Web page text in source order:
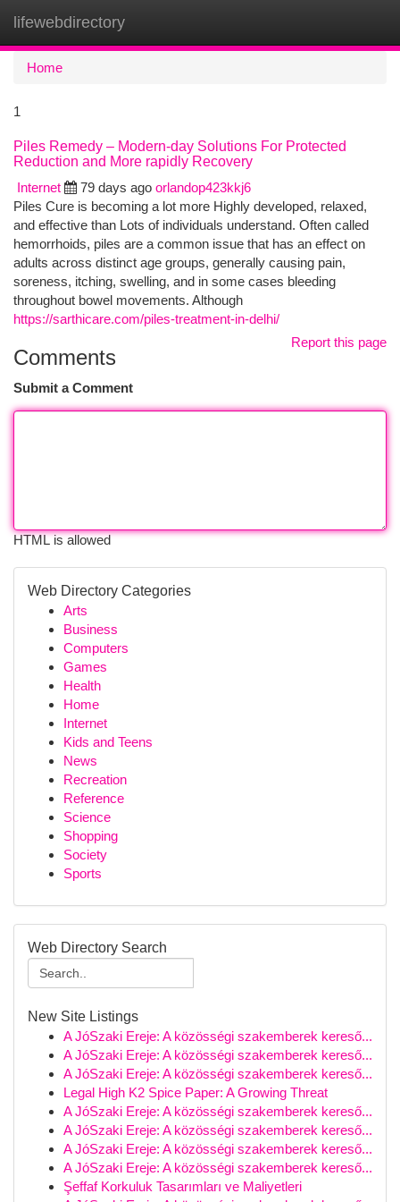
lifewebdirectory
Home
1
Piles Remedy – Modern-day Solutions For Protected
Reduction and More rapidly Recovery
Internet
79 days ago orlandop423kkj6
Piles Cure is becoming a lot more Highly developed, relaxed,
and effective than Lots of individuals understand. Often called
hemorrhoids, piles are a common issue that has an effect on
adults across distinct age groups, generally causing pain,
soreness, itching, swelling, and in some cases bleeding
throughout bowel movements. Although
https://sarthicare.com/piles-treatment-in-delhi/
Report this page
Comments
Submit a Comment
HTML is allowed
Web Directory Categories
Arts
Business
Computers
Games
Health
Home
Internet
Kids and Teens
News
Recreation
Reference
Science
Shopping
Society
Sports
Web Directory Search
New Site Listings
A JóSzaki Ereje: A közösségi szakemberek kereső...
A JóSzaki Ereje: A közösségi szakemberek kereső...
A JóSzaki Ereje: A közösségi szakemberek kereső...
Legal High K2 Spice Paper: A Growing Threat
A JóSzaki Ereje: A közösségi szakemberek kereső...
A JóSzaki Ereje: A közösségi szakemberek kereső...
A JóSzaki Ereje: A közösségi szakemberek kereső...
A JóSzaki Ereje: A közösségi szakemberek kereső...
Şeffaf Korkuluk Tasarımları ve Maliyetleri